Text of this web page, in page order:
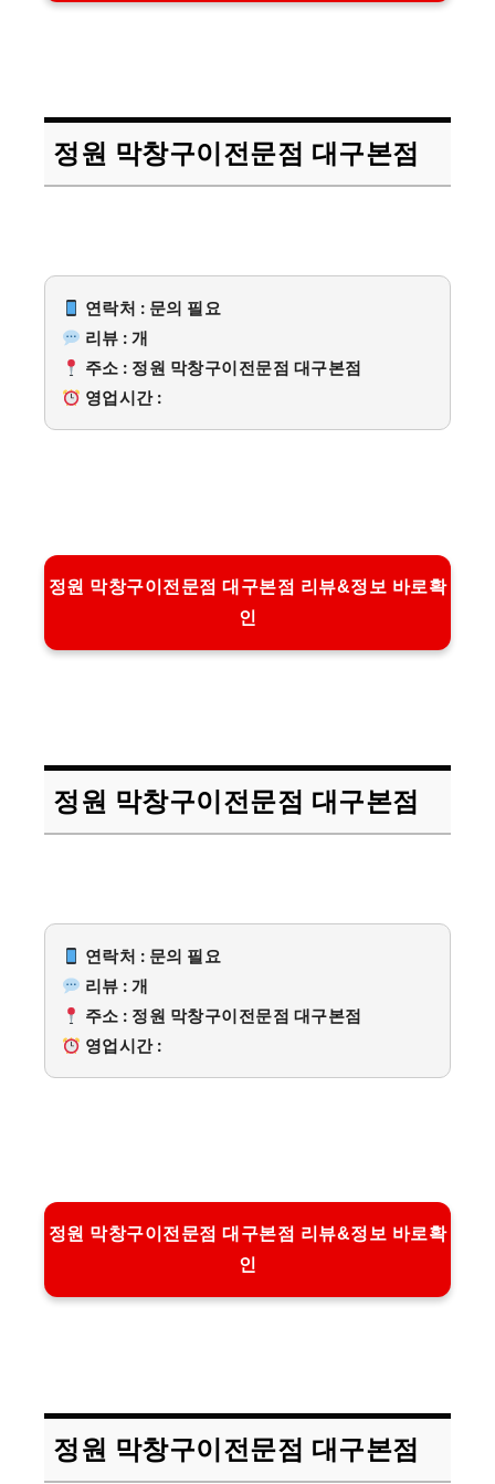
정원 막창구이전문점 대구본점
연락처 : 문의 필요
리뷰 : 개
주소 : 정원 막창구이전문점 대구본점
영업시간 :
정원 막창구이전문점 대구본점 리뷰&정보 바로확
인
정원 막창구이전문점 대구본점
연락처 : 문의 필요
리뷰 : 개
주소 : 정원 막창구이전문점 대구본점
영업시간 :
정원 막창구이전문점 대구본점 리뷰&정보 바로확
인
정원 막창구이전문점 대구본점